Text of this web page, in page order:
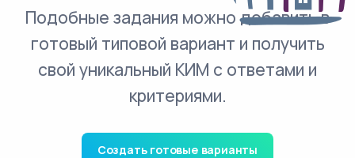
Подобные задания можно добавить в
готовый типовой вариант и получить
свой уникальный КИМ с ответами и
критериями.
Создать готовые варианты